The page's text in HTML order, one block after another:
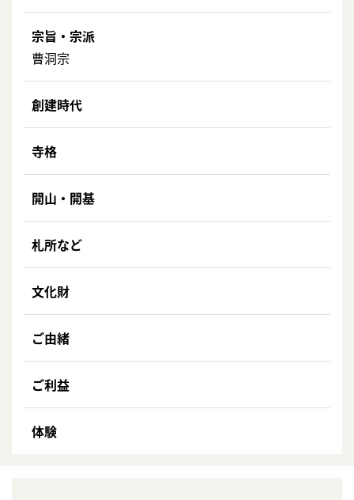
宗旨・宗派
曹洞宗
創建時代
寺格
開山・開基
札所など
文化財
ご由緒
ご利益
体験